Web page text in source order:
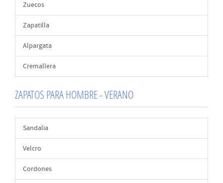
Zuecos
Zapatilla
Alpargata
Cremallera
ZAPATOS PARA HOMBRE - VERANO
Sandalia
Velcro
Cordones